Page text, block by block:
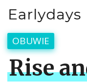
OBUWIE
Rise